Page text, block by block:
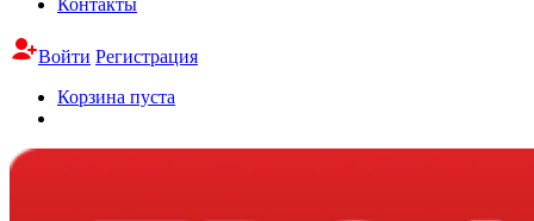
Контакты
Войти Регистрация
Корзина пуста